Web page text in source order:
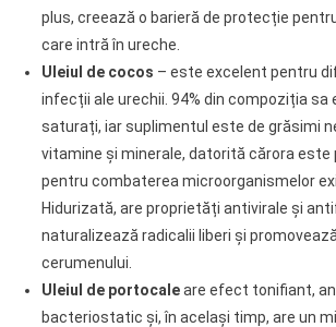
plus, creează o barieră de protecție
care intră în ureche.
Uleiul de cocos – este excelent pentru
infecții ale urechii. 94% din compoziția sa
saturați, iar suplimentul este de grăsimi
vitamine și minerale, datorită cărora
pentru combaterea microorganismelor
Hidurizată, are proprietăți antivirale și
naturalizează radicalii liberi și
cerumenului.
Uleiul de portocaleare efect tonifiant,
bacteriostatic și, în același timp, are un